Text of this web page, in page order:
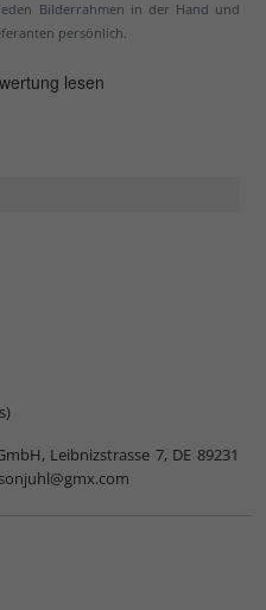
Bilderrahmen in der Hand und
persönlich.
lesen
Leibnizstrasse 7, DE 89231